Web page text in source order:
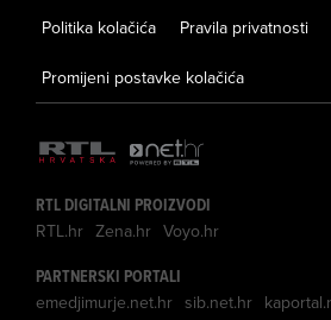
Politika kolačića Pravila privatnosti
Promijeni postavke kolačića
RTL DIGITALNI PROIZVODI
RTL.hr Zena.hr Voyo.hr
PARTNERSKI PORTALI
emedjimurje.net.hr sib.net.hr